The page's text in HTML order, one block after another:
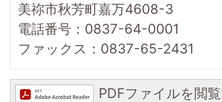
美祢市秋芳町嘉万4608-3
電話番号：0837-64-0001
ファックス：0837-65-2431
PDFファイルを閲